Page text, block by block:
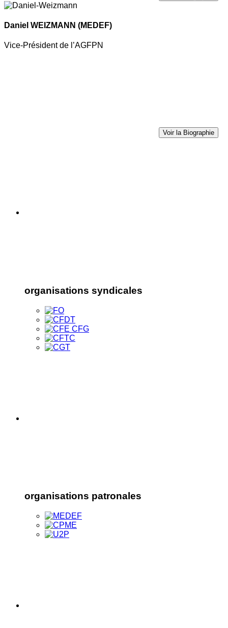
Daniel WEIZMANN (MEDEF)
Vice-Président de l’AGFPN
Voir la Biographie
organisations syndicales
organisations patronales